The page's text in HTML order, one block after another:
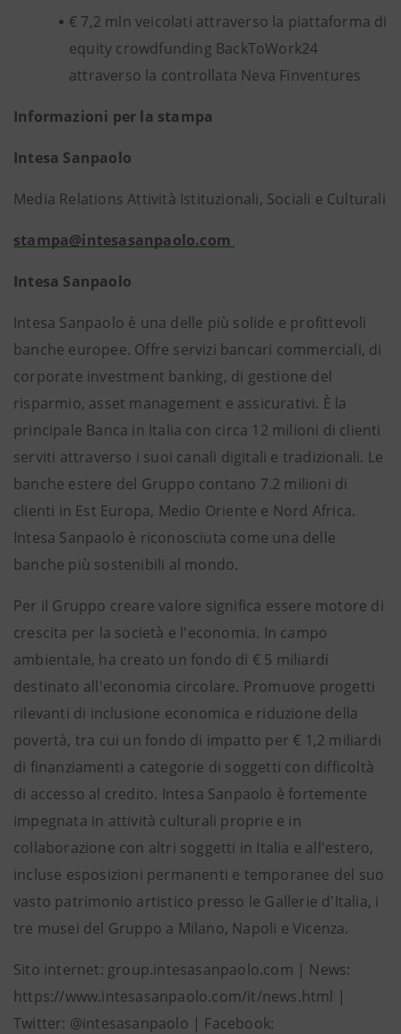
€ 7,2 mln veicolati attraverso la piattaforma di
equity crowdfunding BackToWork24
attraverso la controllata Neva Finventures
Informazioni per la stampa
Intesa Sanpaolo
Media Relations Attività Istituzionali, Sociali e Culturali
stampa@intesasanpaolo.com
Intesa Sanpaolo
Intesa Sanpaolo è una delle più solide e profittevoli
banche europee. Offre servizi bancari commerciali, di
corporate investment banking, di gestione del
risparmio, asset management e assicurativi. È la
principale Banca in Italia con circa 12 milioni di clienti
serviti attraverso i suoi canali digitali e tradizionali. Le
banche estere del Gruppo contano 7.2 milioni di
clienti in Est Europa, Medio Oriente e Nord Africa.
Intesa Sanpaolo è riconosciuta come una delle
banche più sostenibili al mondo.
Per il Gruppo creare valore significa essere motore di
crescita per la società e l'economia. In campo
ambientale, ha creato un fondo di € 5 miliardi
destinato all'economia circolare. Promuove progetti
rilevanti di inclusione economica e riduzione della
povertà, tra cui un fondo di impatto per € 1,2 miliardi
di finanziamenti a categorie di soggetti con difficoltà
di accesso al credito. Intesa Sanpaolo è fortemente
impegnata in attività culturali proprie e in
collaborazione con altri soggetti in Italia e all'estero,
incluse esposizioni permanenti e temporanee del suo
vasto patrimonio artistico presso le Gallerie d'Italia, i
tre musei del Gruppo a Milano, Napoli e Vicenza.
Sito internet: group.intesasanpaolo.com | News:
https://www.intesasanpaolo.com/it/news.html |
Twitter: @intesasanpaolo | Facebook: